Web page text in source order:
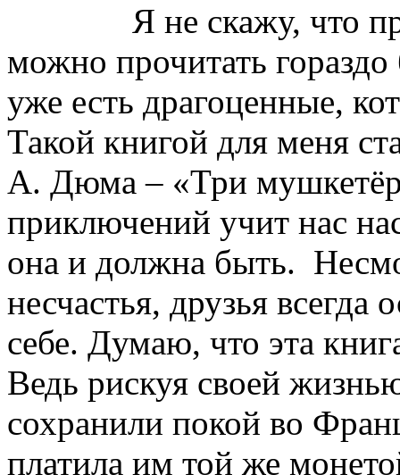
Я не скажу, что
можно прочитать
уже есть драгоценные,
Такой книгой для меня
А. Дюма – «Три
приключений учит нас
она и должна быть.
несчастья, друзья всегда
себе. Думаю, что эта
Ведь рискуя своей
сохранили покой во
платила им той же